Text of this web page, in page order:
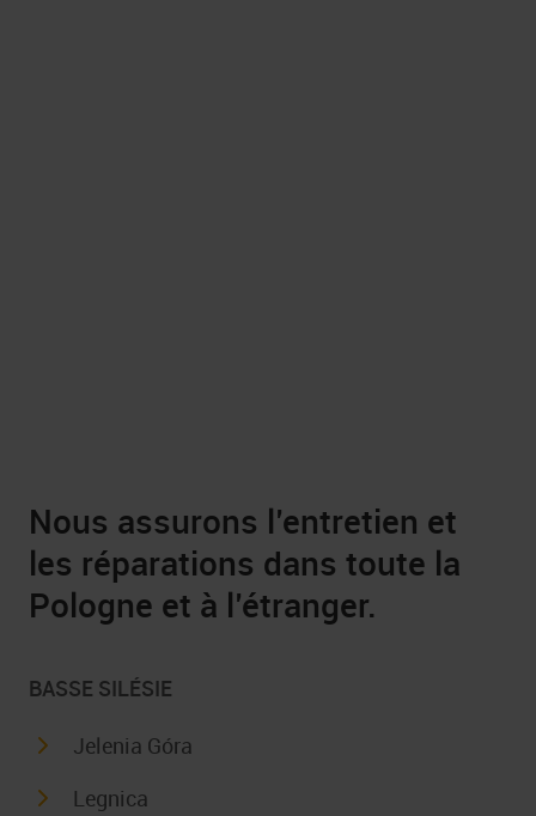
Nous assurons l’entretien et
les réparations dans toute la
Pologne et à l’étranger.
BASSE SILÉSIE
Jelenia Góra
Legnica